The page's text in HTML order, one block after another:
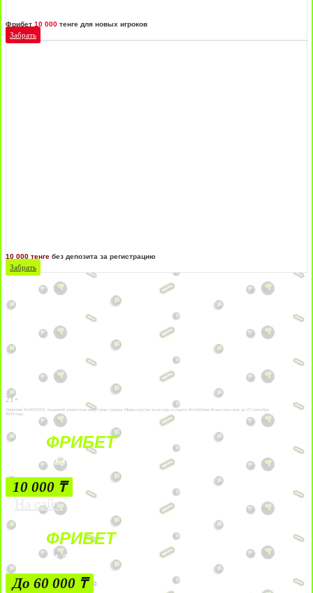
Фрибет 10 000 тенге для новых игроков
Забрать
10 000 тенге без депозита за регистрацию
Забрать
21+
Лицензии №24514359, выданной комитетом индустрии туризма Министерства культуры и спорта Республики Казахстан срок до 27 сентября
2034 года.
ФРИБЕТ
БЕЗ УСЛОВИЙ
10 000 ₸
На сайт
ФРИБЕТ
ЗА ДЕПОЗИТЫ
До 60 000 ₸